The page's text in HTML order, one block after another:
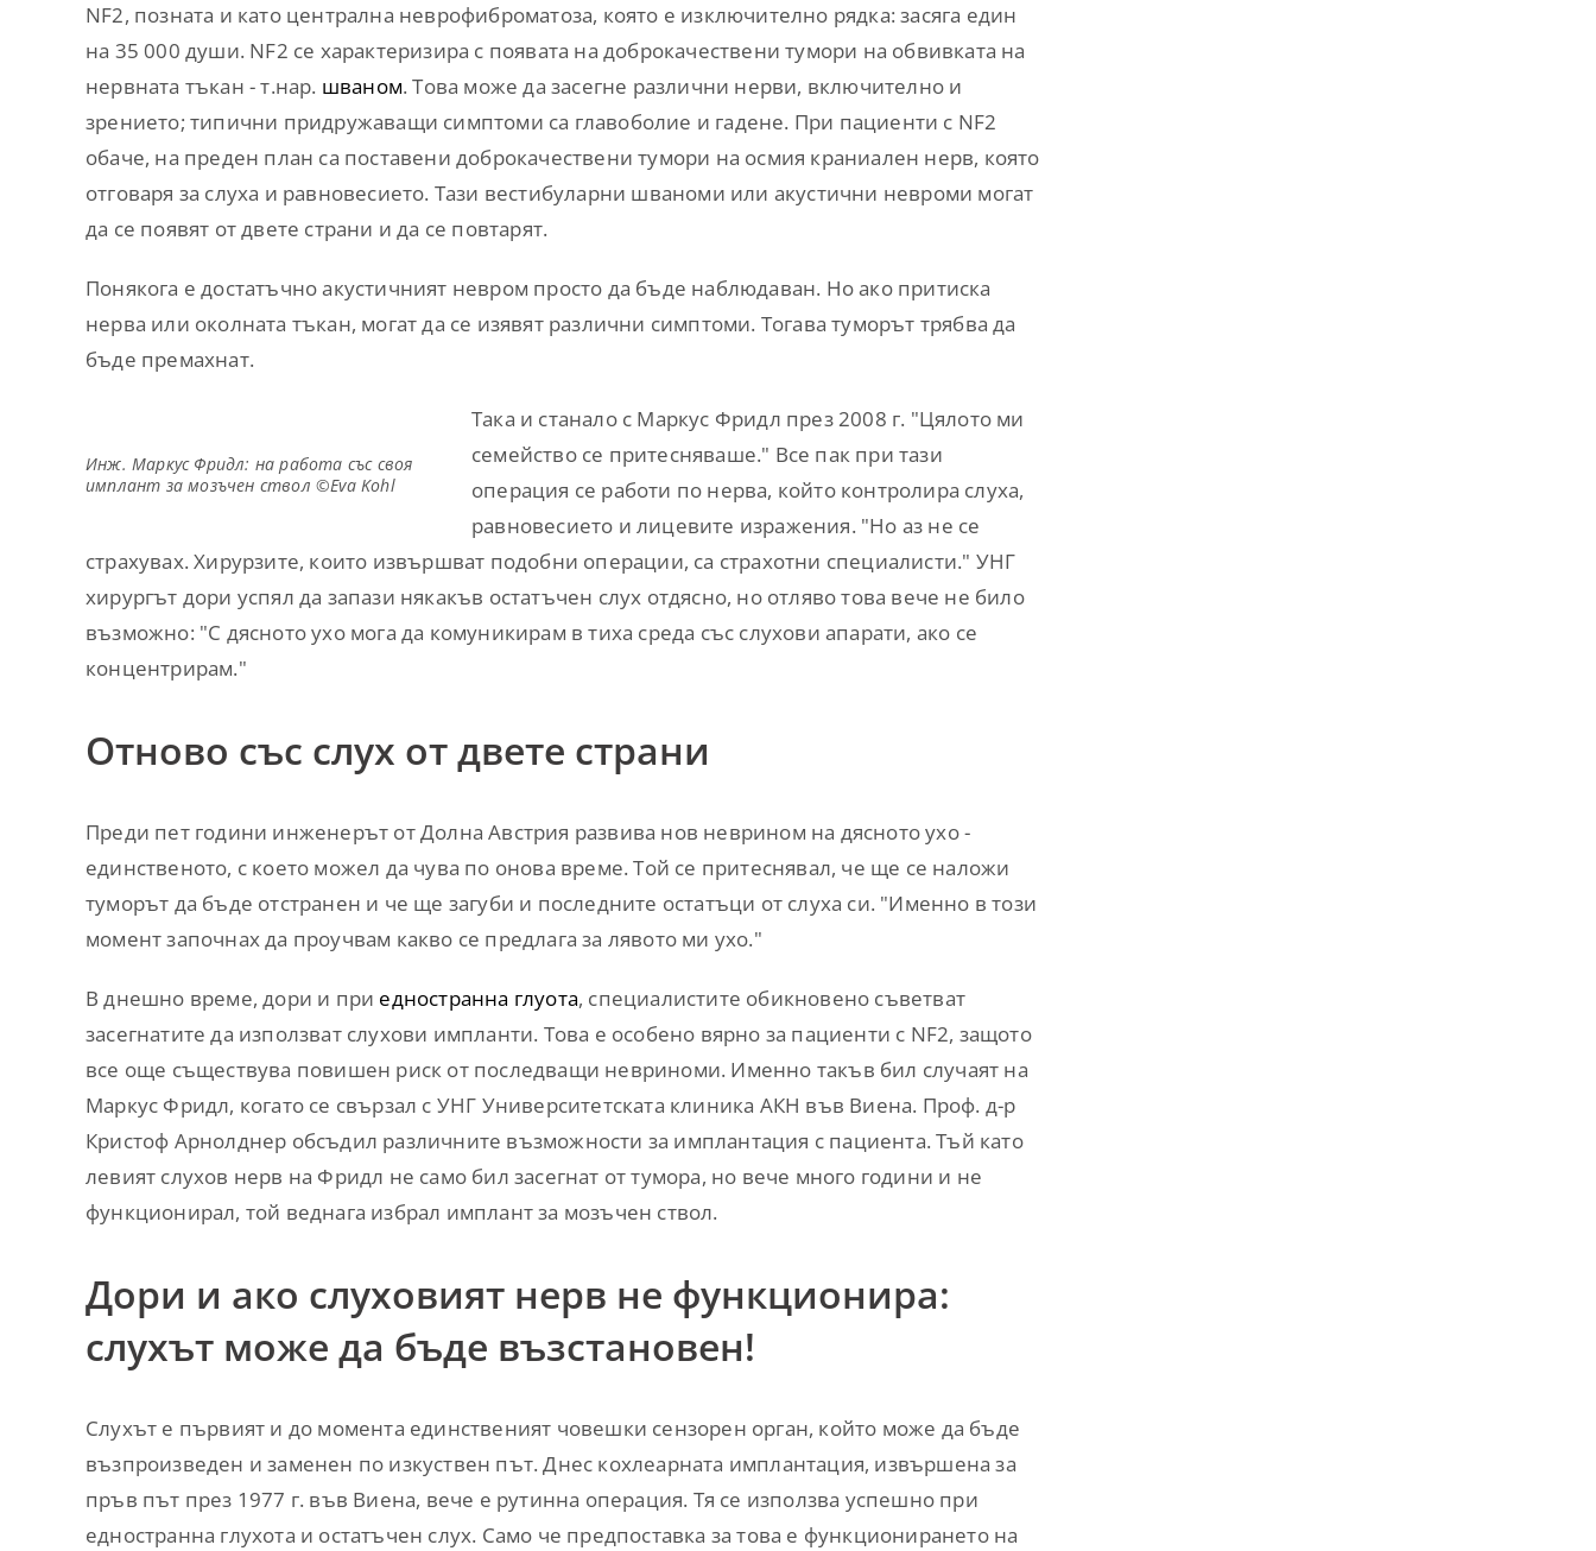
NF2, позната и като централна неврофиброматоза, която е изключително рядка: засяга един
на 35 000 души. NF2 се характеризира с появата на доброкачествени тумори на обвивката на
нервната тъкан - т.нар. шваном. Това може да засегне различни нерви, включително и
зрението; типични придружаващи симптоми са главоболие и гадене. При пациенти с NF2
обаче, на преден план са поставени доброкачествени тумори на осмия краниален нерв, която
отговаря за слуха и равновесието. Тази вестибуларни шваноми или акустични невроми могат
да се появят от двете страни и да се повтарят.
Понякога е достатъчно акустичният невром просто да бъде наблюдаван. Но ако притиска
нерва или околната тъкан, могат да се изявят различни симптоми. Тогава туморът трябва да
бъде премахнат.
Инж. Маркус Фридл: на работа със своя
имплант за мозъчен ствол ©Eva Kohl
Така и станало с Маркус Фридл през 2008 г. "Цялото ми
семейство се притесняваше." Все пак при тази
операция се работи по нерва, който контролира слуха,
равновесието и лицевите изражения. "Но аз не се
страхувах. Хирурзите, които извършват подобни операции, са страхотни специалисти." УНГ
хирургът дори успял да запази някакъв остатъчен слух отдясно, но отляво това вече не било
възможно: "С дясното ухо мога да комуникирам в тиха среда със слухови апарати, ако се
концентрирам."
Отново със слух от двете страни
Преди пет години инженерът от Долна Австрия развива нов неврином на дясното ухо -
единственото, с което можел да чува по онова време. Той се притеснявал, че ще се наложи
туморът да бъде отстранен и че ще загуби и последните остатъци от слуха си. "Именно в този
момент започнах да проучвам какво се предлага за лявото ми ухо."
В днешно време, дори и при едностранна глуота, специалистите обикновено съветват
засегнатите да използват слухови импланти. Това е особено вярно за пациенти с NF2, защото
все още съществува повишен риск от последващи невриноми. Именно такъв бил случаят на
Маркус Фридл, когато се свързал с УНГ Университетската клиника АКН във Виена. Проф. д-р
Кристоф Арнолднер обсъдил различните възможности за имплантация с пациента. Тъй като
левият слухов нерв на Фридл не само бил засегнат от тумора, но вече много години и не
функционирал, той веднага избрал имплант за мозъчен ствол.
Дори и ако слуховият нерв не функционира:
слухът може да бъде възстановен!
Слухът е първият и до момента единственият човешки сензорен орган, който може да бъде
възпроизведен и заменен по изкуствен път. Днес кохлеарната имплантация, извършена за
пръв път през 1977 г. във Виена, вече е рутинна операция. Тя се използва успешно при
едностранна глухота и остатъчен слух. Само че предпоставка за това е функционирането на